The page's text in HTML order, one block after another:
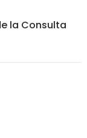
la Consulta